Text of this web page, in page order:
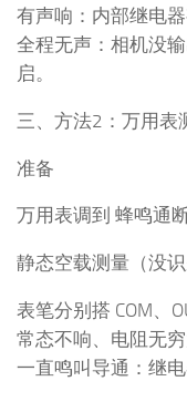
有声响：内部继电
全程无声：相机没
启。
三、方法2：万用表
准备
万用表调到 蜂鸣通
静态空载测量（没识
表笔分别搭 COM、
常态不响、电阻无
一直鸣叫导通：继电